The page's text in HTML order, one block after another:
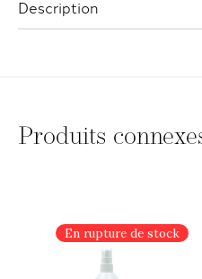
Description
Produits
En rupture de stock